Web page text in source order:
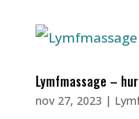
Lymfmassage –
nov 27, 2023 |